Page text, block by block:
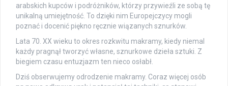
arabskich kupców i podróżników, którzy przywieźli ze sobą tę
unikalną umiejętność. To dzięki nim Europejczycy mogli
poznać i docenić piękno ręcznie wiązanych sznurków.
Lata 70. XX wieku to okres rozkwitu makramy, kiedy niemal
każdy pragnął tworzyć własne, sznurkowe dzieła sztuki. Z
biegiem czasu entuzjazm ten nieco osłabł.
Dziś obserwujemy odrodzenie makramy. Coraz więcej osób